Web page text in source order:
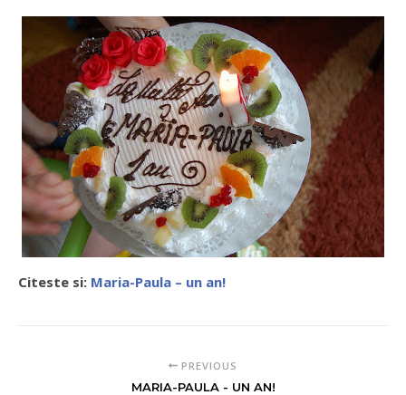
Citeste si: Maria-Paula – un an!
PREVIOUS
MARIA-PAULA - UN AN!